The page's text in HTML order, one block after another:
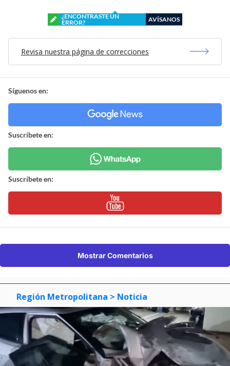
¿ENCONTRASTE UN
ERROR?
AVÍSANOS
Revisa nuestra página de correcciones
Síguenos en:
Suscríbete en:
Suscríbete en:
Mostrar Comentarios
Región Metropolitana > Noticia